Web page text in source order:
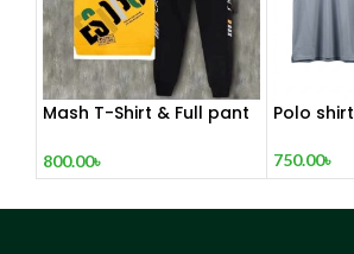
Mash T-Shirt & Full pant
800.00৳
Polo shirt
750.00৳